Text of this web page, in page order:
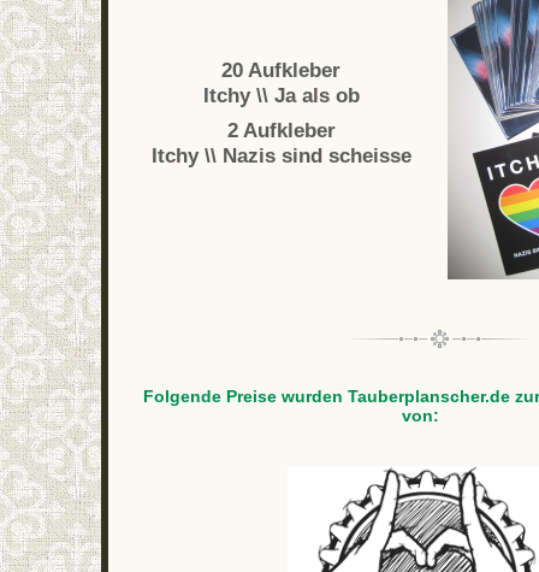
20 Aufkleber
Itchy \\ Ja als ob
2 Aufkleber
Itchy \\ Nazis sind scheisse
Folgende Preise wurden Tauberplanscher.de
von: